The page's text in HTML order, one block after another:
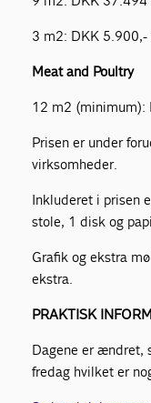
3 m2: DKK 5.900,-
Meat and Poultry
12 m2 (minimum):
Prisen er under
virksomheder.
Inkluderet i prisen
stole, 1 disk og
Grafik og ekstra
ekstra.
PRAKTISK
Dagene er ændret,
fredag hvilket er